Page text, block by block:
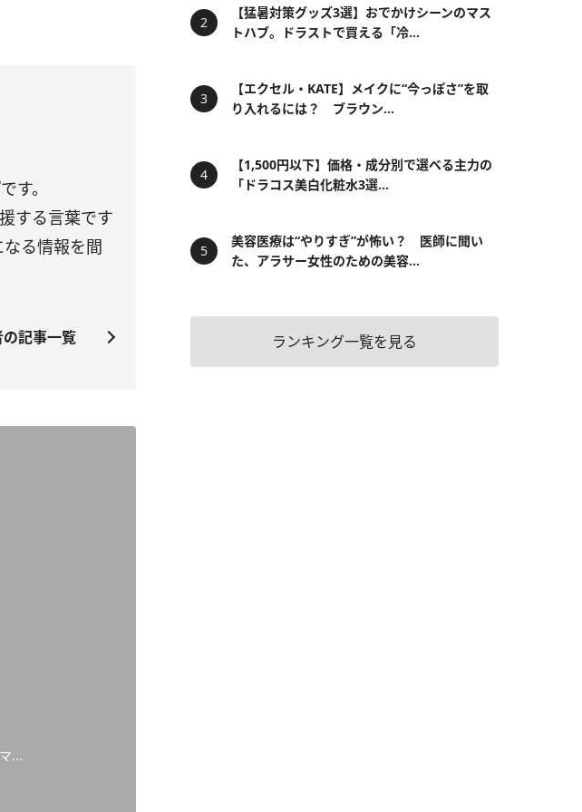
す。
する言葉です
る情報を間
の記事一覧
...
【猛暑対策グッズ3選】おでかけシーンのマス
トハブ。ドラストで買える「冷...
【エクセル・KATE】メイクに“今っぽさ”を取
り入れるには？ ブラウン...
【1,500円以下】価格・成分別で選べる主力の
「ドラコス美白化粧水3選...
美容医療は“やりすぎ”が怖い？ 医師に聞い
た、アラサー女性のための美容...
ランキング一覧を見る